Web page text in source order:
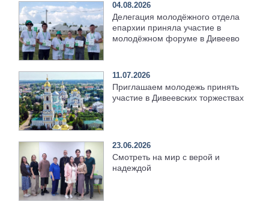
04.08.2026
Делегация молодёжного отдела
епархии приняла участие в
молодёжном форуме в Дивеево
11.07.2026
Приглашаем молодежь принять
участие в Дивеевских торжествах
23.06.2026
Смотреть на мир с верой и
надеждой